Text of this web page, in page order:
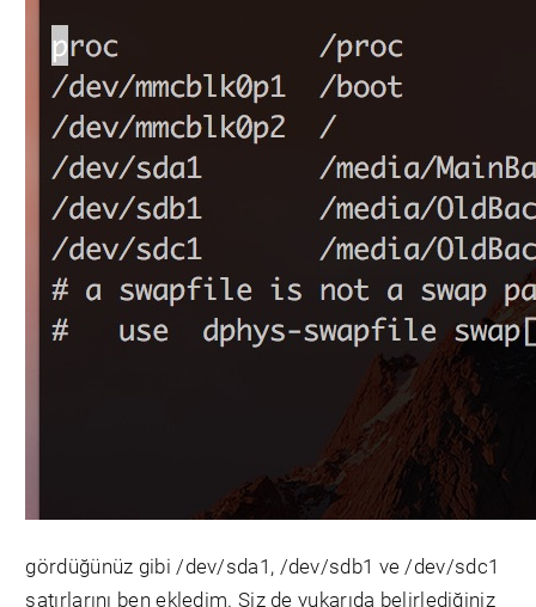
gördüğünüz gibi /dev/sda1, /dev/sdb1 ve /dev/sdc1
satırlarını ben ekledim. Siz de yukarıda belirlediğiniz